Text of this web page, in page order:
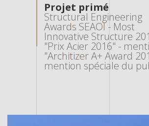
Projet primé
Structural Engineering
Awards SEAOI - Most
Innovative Structure
"Prix Acier 2016" -
"Architizer A+ Award
mention spéciale du